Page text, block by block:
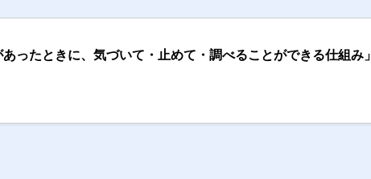
あったときに、気づいて・止めて・調べることができる仕組み」